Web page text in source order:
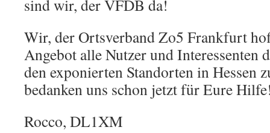
sind wir, der VFDB da!
Wir, der Ortsverband Zo5 Frankfurt
Angebot alle Nutzer und Interessenten
den exponierten Standorten in Hessen
bedanken uns schon jetzt für Eure
Rocco, DL1XM